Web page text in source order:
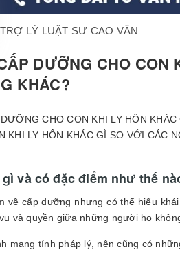
TRỢ LÝ LUẬT SƯ CAO VÂN
DƯỠNG CHO CON
KHÁC?
KHI LY HÔN KHÁC GÌ SO VỚI CÁC
và có đặc điểm như thế
về cấp dưỡng nhưng có thể hiểu
và quyền giữa những người họ
mang tính pháp lý, nên cũng có